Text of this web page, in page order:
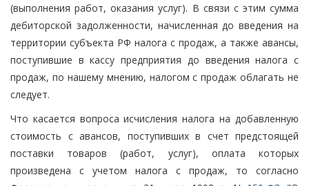
(выполнения работ, оказания услуг). В связи с этим сумма
дебиторской задолженности, начисленная до введения на
территории субъекта РФ налога с продаж, а также авансы,
поступившие в кассу предприятия до введения налога с
продаж, по нашему мнению, налогом с продаж облагать не
следует.
Что касается вопроса исчисления налога на добавленную
стоимость с авансов, поступивших в счет предстоящей
поставки товаров (работ, услуг), оплата которых
произведена с учетом налога с продаж, то согласно